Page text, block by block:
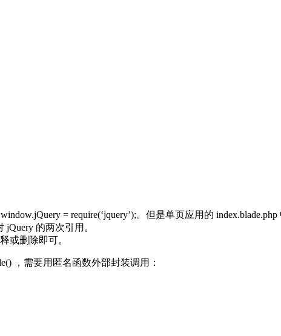
= require(‘jquery’);。但是单页应用的
的两次引用。
或删除即可。
，需要用匿名函数外部封装调用：